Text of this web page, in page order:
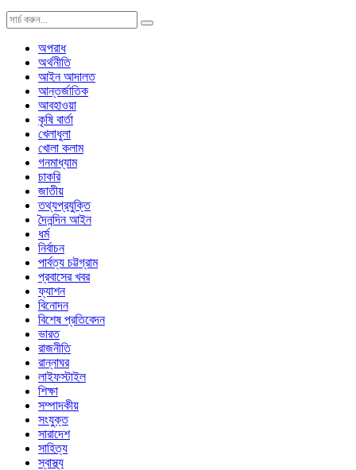
অপরাধ
অর্থনীতি
আইন আদালত
আন্তর্জাতিক
আবহাওয়া
কৃষি বার্তা
খেলাধুলা
খোলা কলাম
গনমাধ্যাম
চাকরি
জাতীয়
তথ্যপ্রযুক্তি
দৈনন্দিন আইন
ধর্ম
নির্বাচন
পার্বত্য চট্টগ্রাম
প্রবাসের খবর
ফ্যাশন
বিনোদন
বিশেষ প্রতিবেদন
ভারত
রাজনীতি
রান্নাঘর
লাইফস্টাইল
শিক্ষা
সম্পাদকীয়
সংযুক্ত
সারাদেশ
সাহিত্য
স্বাস্থ্য